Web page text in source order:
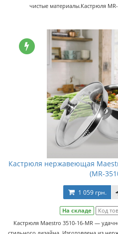
чистые материалы.Кастрюля
Кастрюля нержавеющая
(MR-
1 059 грн.
На складе Код
Кастрюля Maestro 3510-16-MR —